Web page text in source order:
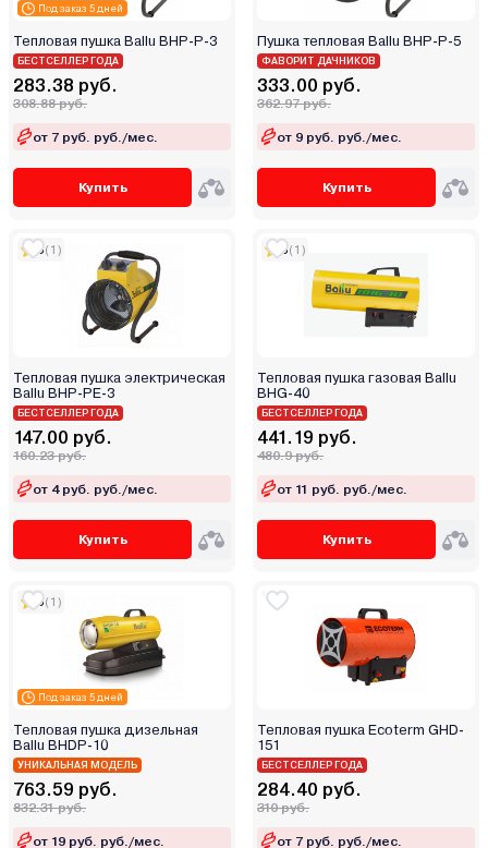
Hyundai
JS
Kerona
Kroll
Lider
LOM
Loriot
Master
MasterYard
Mateus
MTM HEAT
MTX
Neoclima
Nikkey
Oasis
OEM
Oklima
OURMASTER
P.I.T.
Под заказ 5 дней
Тепловая пушка Ballu BHP-P-3
БЕСТСЕЛЛЕР ГОДА
283.38 руб.
308.88 руб.
от 7 руб. руб./мес.
Купить
Пушка тепловая Ballu BHP-P-5
ФАВОРИТ ДАЧНИКОВ
333.00 руб.
362.97 руб.
от 9 руб. руб./мес.
Купить
5(1)
Тепловая пушка электрическая
Ballu BHP-PE-3
БЕСТСЕЛЛЕР ГОДА
147.00 руб.
160.23 руб.
от 4 руб. руб./мес.
Купить
5(1)
Тепловая пушка газовая Ballu
BHG-40
БЕСТСЕЛЛЕР ГОДА
441.19 руб.
480.9 руб.
от 11 руб. руб./мес.
Купить
Под заказ 5 дней
5(1)
Тепловая пушка дизельная
Ballu BHDP-10
УНИКАЛЬНАЯ МОДЕЛЬ
763.59 руб.
832.31 руб.
от 19 руб. руб./мес.
Тепловая пушка Ecoterm GHD-
151
БЕСТСЕЛЛЕР ГОДА
284.40 руб.
310 руб.
от 7 руб. руб./мес.